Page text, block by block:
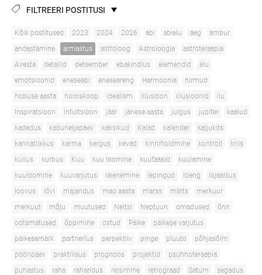
FILTREERI POSTITUSI
Kõik postitused 2023 2024 2026 abi abielu aeg
ambur
andestamine
armastus astroloog Astroloogia
astroteraapia
Avesta
detailid detsember ebakindlus elemendid
elu
emotsioonid
eneseabi eneseareng Harmoonia
hirmud
hobuse aasta
horoskoop idealism illusioon illusioonid
ilu
Inspiratsioon
intuitsioon jäär jänese aasta julgus jupiter
kaalud
kadedus
kaduneljapäev kaksikud Kalad kalender
kaljukits
kannatlikkus
karma kergus kevad kinnihoidmine kontroll
kriis
küllus
kurbus Kuu kuu loomine kuufaasid
kuulamine
kuuloomine
kuuvarjutus laienemine lepingud loeng
lojaalsus
loovus
lõvi majandus mao aasta marss märts
merkuur
merkuut
mõju muutused Neitsi Neptuun omadused
õnn
ootamatused
õppimine ostud Päike
päikese varjutus
päikesemärk
partnerlus perpektiiv pinge pluuto
põhjasõlm
pööripäev
praktilisus prognoos projektid
psühhoteraapia
puhastus
raha rahandus reisimine retrograad Saturn
segadus